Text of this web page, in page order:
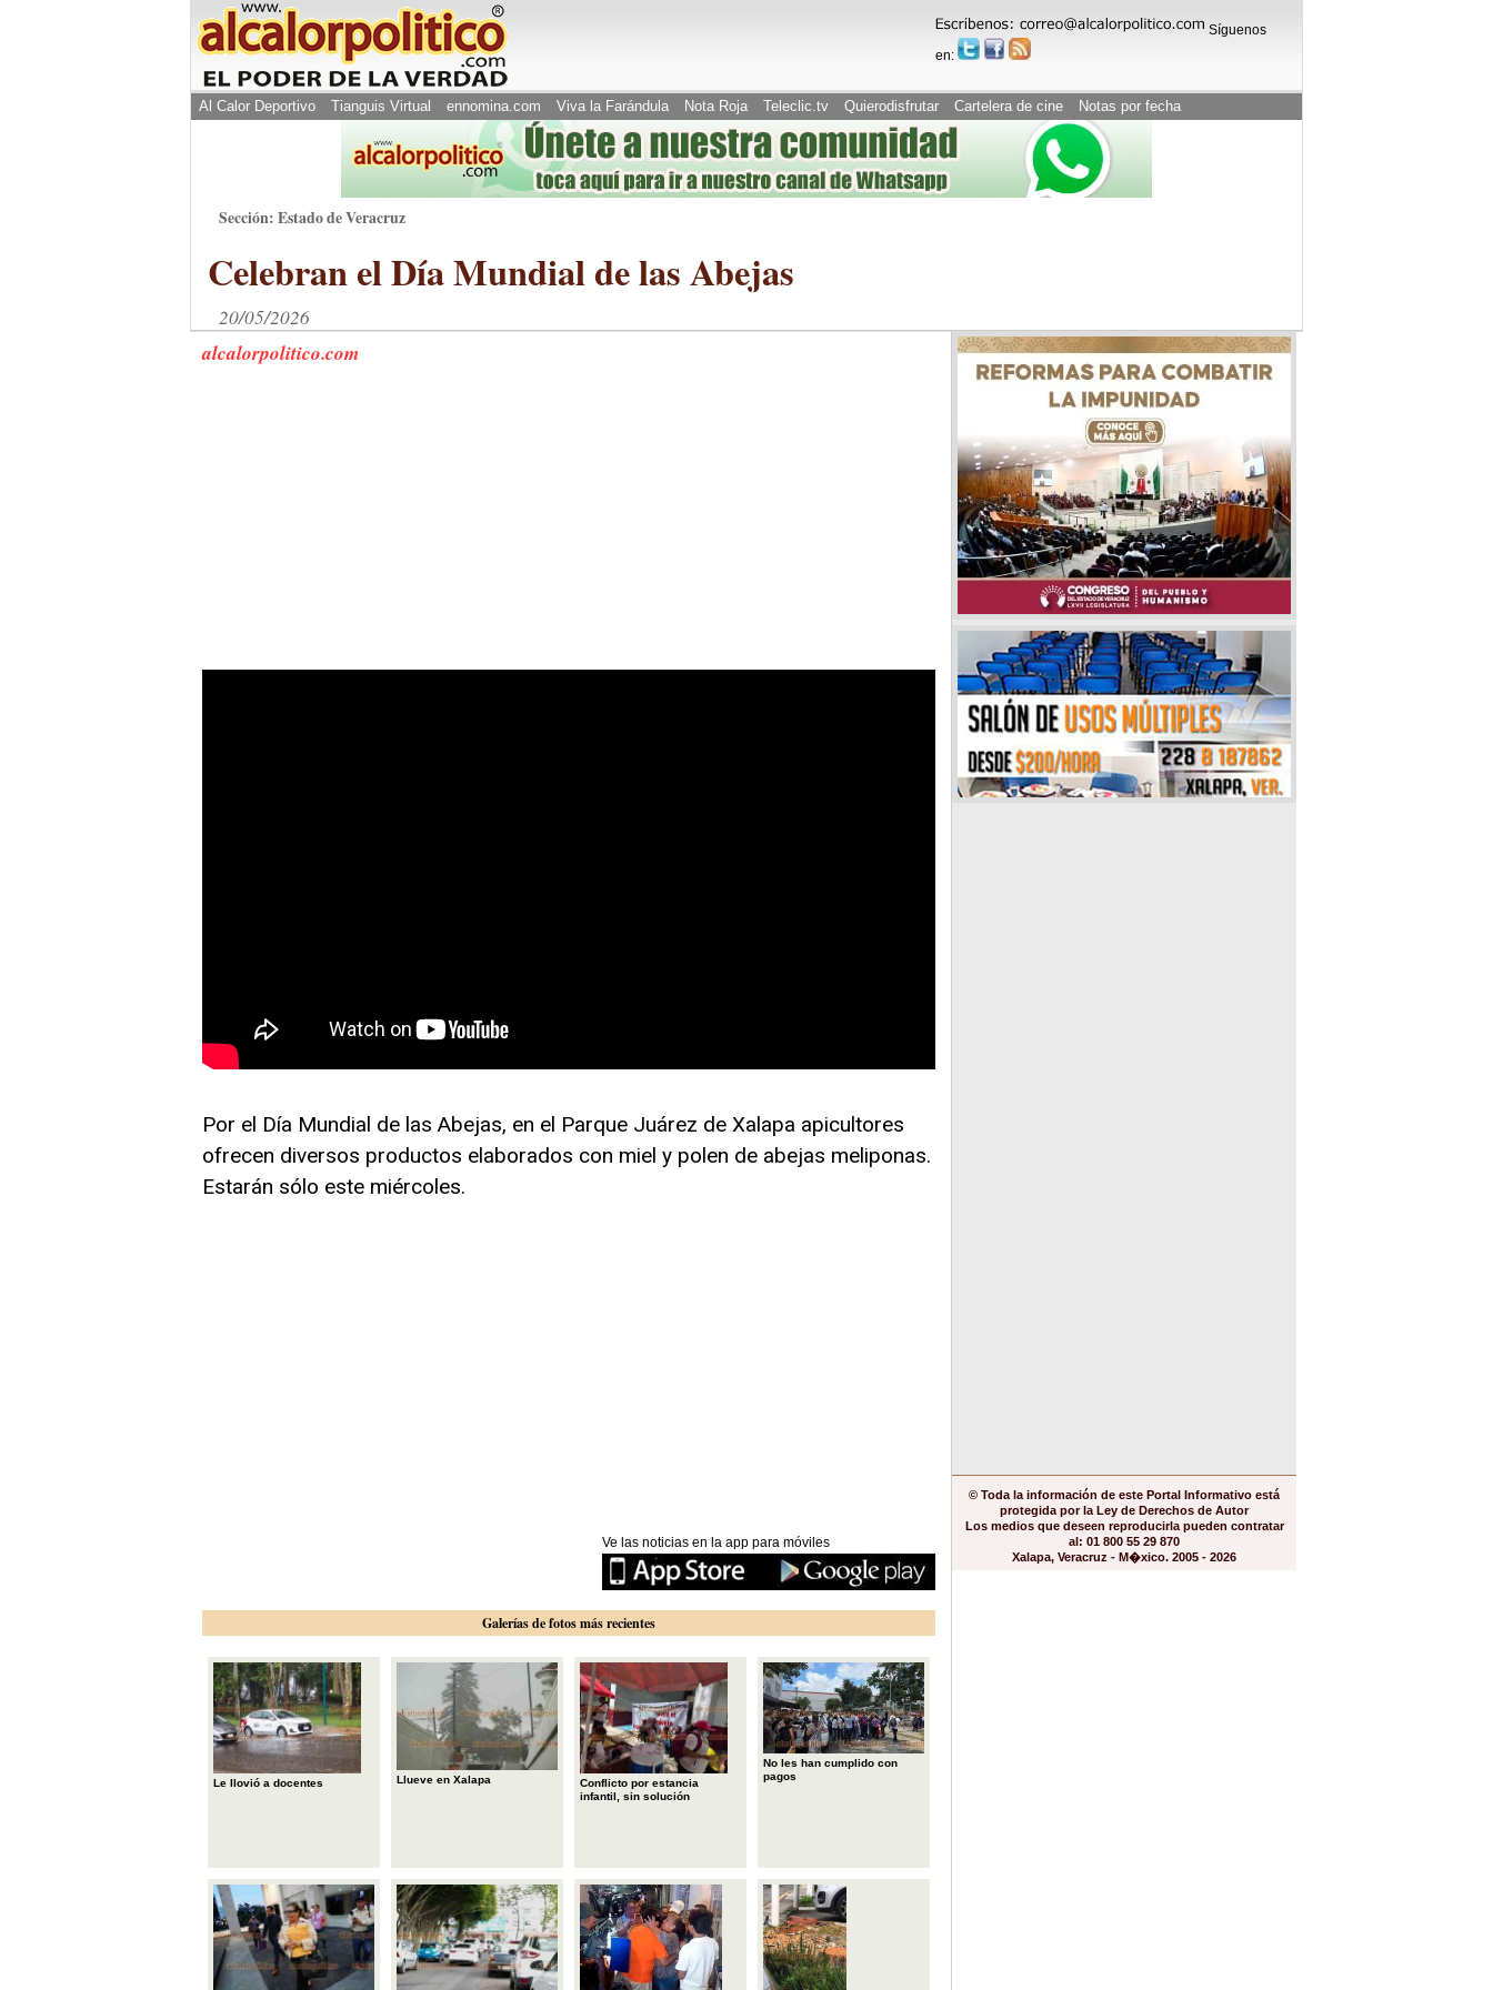
Síguenos
en:
Al Calor Deportivo Tianguis Virtual ennomina.com Viva la Farándula Nota Roja Teleclic.tv Quierodisfrutar Cartelera de cine Notas por fecha
Sección: Estado de Veracruz
Celebran el Día Mundial de las Abejas
20/05/2026
alcalorpolitico.com
Por el Día Mundial de las Abejas, en el Parque Juárez de Xalapa apicultores
ofrecen diversos productos elaborados con miel y polen de abejas meliponas.
Estarán sólo este miércoles.
Ve las noticias en la app para móviles
Galerías de fotos más recientes
Le llovió a docentes Llueve en Xalapa
Conflicto por estancia
infantil, sin solución
No les han cumplido con
pagos
© Toda la información de este Portal Informativo está
protegida por la Ley de Derechos de Autor
Los medios que deseen reproducirla pueden contratar
al: 01 800 55 29 870
Xalapa, Veracruz - M�xico. 2005 - 2026